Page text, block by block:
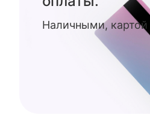
Наличными, картой